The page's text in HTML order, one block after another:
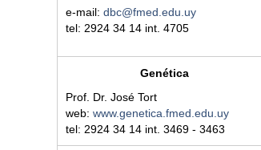
e-mail:dbc@fmed.edu.uy
tel: 2924 34 14 int.4705
Genética
Prof. Dr. José Tort
web:www.genetica.fmed.edu.uy
tel: 2924 34 14 int. 3469 - 3463